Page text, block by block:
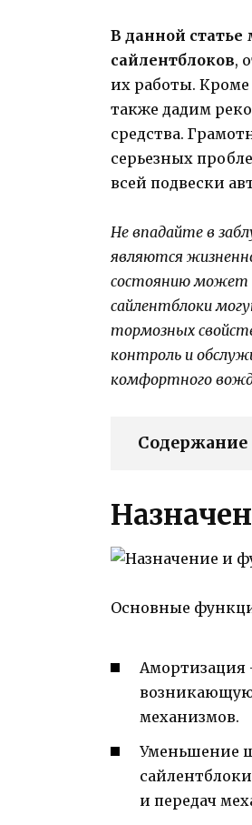
В данной
сайлентблоков,
их работы.
также дадим
средства.
серьезных
всей подвески
Не впадайте в
являются
состоянию может
сайлентблоки
тормозных
контроль и
комфортного
Содержание
Основные
Амортизация
возникающую
механизмов.
Уменьшение
и передач